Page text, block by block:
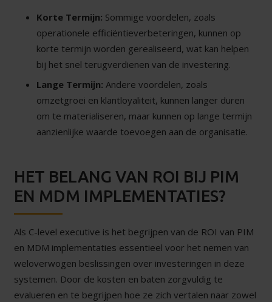
Korte Termijn: Sommige voordelen, zoals
operationele efficiëntieverbeteringen, kunnen op
korte termijn worden gerealiseerd, wat kan helpen
bij het snel terugverdienen van de investering.
Lange Termijn: Andere voordelen, zoals
omzetgroei en klantloyaliteit, kunnen langer duren
om te materialiseren, maar kunnen op lange termijn
aanzienlijke waarde toevoegen aan de organisatie.
HET BELANG VAN ROI BIJ PIM
EN MDM IMPLEMENTATIES?
Als C-level executive is het begrijpen van de ROI van PIM
en MDM implementaties essentieel voor het nemen van
weloverwogen beslissingen over investeringen in deze
systemen. Door de kosten en baten zorgvuldig te
evalueren en te begrijpen hoe ze zich vertalen naar zowel